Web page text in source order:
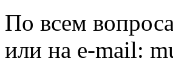
По всем
или на e-mail: